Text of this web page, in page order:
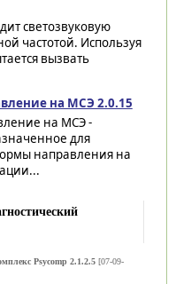
светозвуковую
частотой. Используя
вызвать
на МСЭ 2.0.15
на МСЭ -
для
направления на
Psycomp 2.1.2.5[07-09-